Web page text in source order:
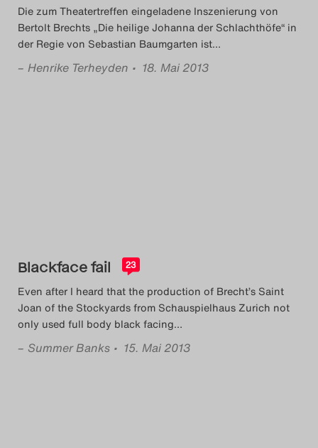
Das Theatertreffen-Blog
Archiv
Impressum
Die zum Theatertreffen eingeladene Inszenierung von
Bertolt Brechts „Die heilige Johanna der Schlachthöfe“ in
der Regie von Sebastian Baumgarten ist…
– Henrike Terheyden • 18. Mai 2013
Blackface fail 23
Even after I heard that the production of Brecht’s Saint
Joan of the Stockyards from Schauspielhaus Zurich not
only used full body black facing…
– Summer Banks • 15. Mai 2013